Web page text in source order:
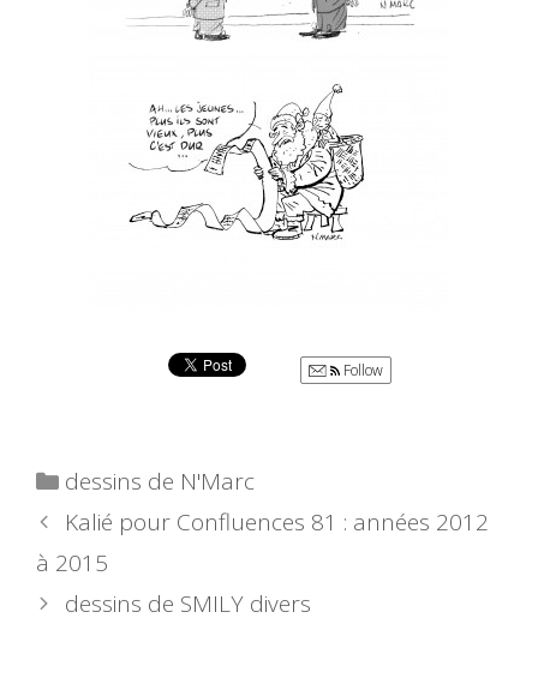
Follow
Catégories
dessins de N'Marc
Kalié pour Confluences 81 : années 2012
à 2015
dessins de SMILY divers